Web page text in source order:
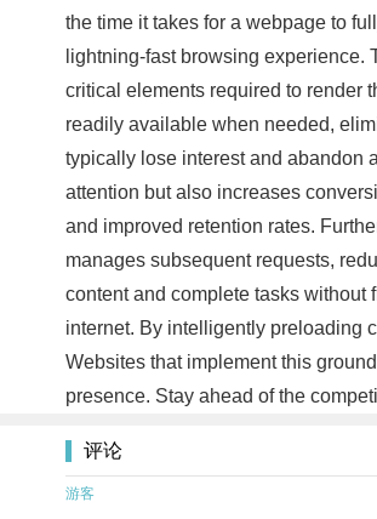
the time it takes for a webpage to
lightning-fast browsing
critical elements required to render
readily available when needed,
typically lose interest and abandon
attention but also increases
and improved retention rates.
manages subsequent requests,
content and complete tasks
internet. By intelligently preloading
Websites that implement this
presence. Stay ahead of the
评论
游客